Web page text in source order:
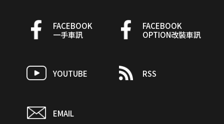
FACEBOOK
一手車訊
FACEBOOK
OPTION改裝車訊
YOUTUBE RSS
EMAIL